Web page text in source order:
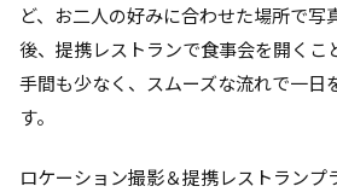
ど、お二人の好みに合わせた場所で写
後、提携レストランで食事会を開くこ
手間も少なく、スムーズな流れで一日
す。
ロケーション撮影＆提携レストランプ